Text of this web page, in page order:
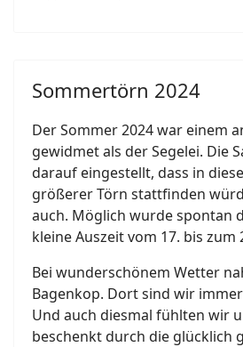
Sommertörn 2024
Der Sommer 2024 war einem
gewidmet als der Segelei. Die
darauf eingestellt, dass in
größerer Törn stattfinden
auch. Möglich wurde spontan
kleine Auszeit vom 17. bis zum
Bei wunderschönem Wetter
Bagenkop. Dort sind wir
Und auch diesmal fühlten wir
beschenkt durch die glücklich